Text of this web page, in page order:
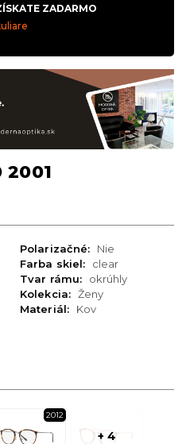
ZADARMO
2001
Polarizačné:
Nie
Farba skiel:
clear
Tvar rámu:
okrúhly
Kolekcia: Ženy
Materiál:
Kov
2012
+ 4